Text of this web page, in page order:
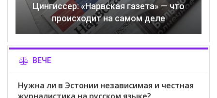
Цингиссер: «Нарвская газета» — что
происходит на самом деле
ВЕЧЕ
Нужна ли в Эстонии независимая и честная